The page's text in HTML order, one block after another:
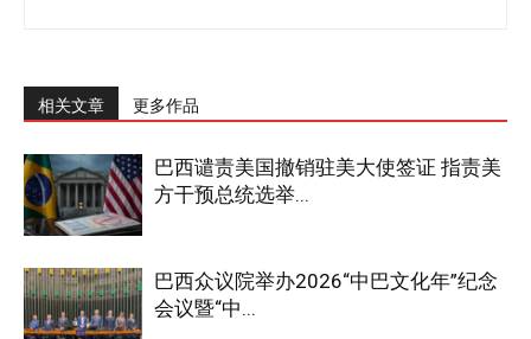
相关文章 更多作品
巴西谴责美国撤销驻美大使签证 指责美
方干预总统选举...
巴西众议院举办2026“中巴文化年”纪念
会议暨“中...